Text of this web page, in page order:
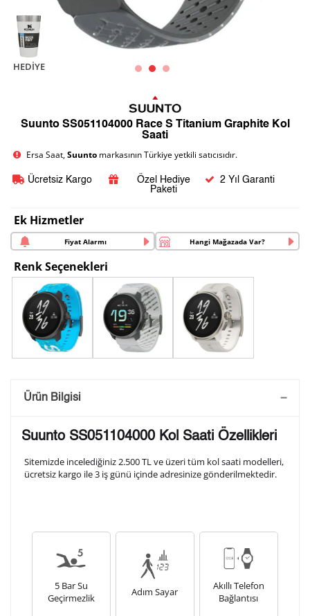
HEDIYE
Suunto SS051104000 Race S Titanium Graphite Kol
Saati
Ersa Saat,Suunto markasının Türkiye yetkili satıcısıdır.
Ücretsiz Kargo
Özel Hediye
Paketi
2 Yıl Garanti
Ek Hizmetler
Fiyat Alarmı Hangi Mağazada Var?
Renk Seçenekleri
Saatini Kişiselleştir
arka kapağına gravür tekniği ile formda belirtmiş
10
3. Satır
10
Ürün Bilgisi
Suunto SS051104000 Kol Saati Özellikleri
Sitemizde incelediğiniz 2.500 TL ve üzeri tüm kol saati modelleri,
ücretsiz kargo ile 3 iş günü içinde adresinize gönderilmektedir.
5 Bar Su
Geçirmezlik
Adım Sayar
Akıllı Telefon
Bağlantısı